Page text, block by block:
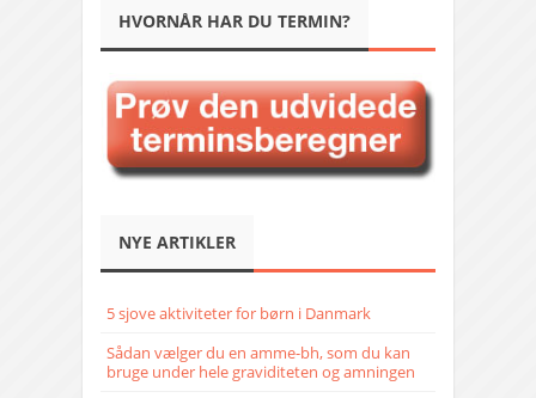
HVORNÅR HAR DU TERMIN?
NYE ARTIKLER
5 sjove aktiviteter for børn i Danmark
Sådan vælger du en amme-bh, som du kan
bruge under hele graviditeten og amningen